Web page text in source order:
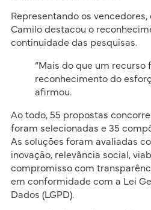
Representando os
Camilo destacou o
continuidade das pesquisas.
“Mais do que um recurso
reconhecimento do
afirmou.
Ao todo, 55 propostas
foram selecionadas e 35
As soluções foram avaliadas
inovação, relevância social,
compromisso com
em conformidade com a Lei
Dados (LGPD).